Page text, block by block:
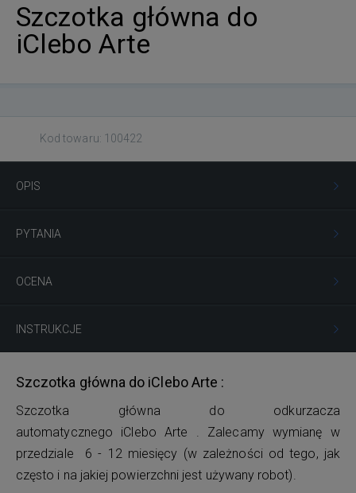
Szczotka główna do
iClebo Arte
Kod towaru: 100422
OPIS
PYTANIA
OCENA
INSTRUKCJE
Szczotka główna do iClebo Arte :
Szczotka główna do odkurzacza
automatycznego iClebo Arte . Zalecamy wymianę w
przedziale 6 - 12 miesięcy (w zależności od tego, jak
często i na jakiej powierzchni jest używany robot).